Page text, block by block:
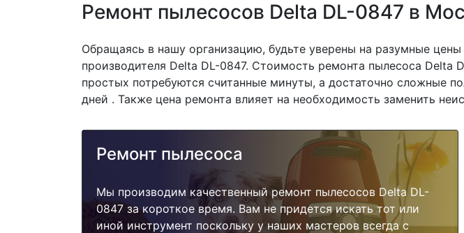
Ремонт пылесосов Delta DL-0847 в
Обращаясь в нашу организацию, будьте уверены на разумные
производителя Delta DL-0847. Стоимость ремонта пылесоса Delta
простых потребуются считанные минуты, а достаточно сложные
дней . Также цена ремонта влияет на необходимость заменить
Ремонт пылесоса
Мы производим качественный ремонт пылесосов Delta DL-
0847 за короткое время. Вам не придется искать тот или
иной инструмент поскольку у наших мастеров всегда с